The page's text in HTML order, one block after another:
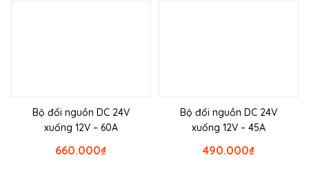
Bộ đổi nguồn DC 24V
xuống 12V – 60A
₫
660.000
Bộ đổi nguồn DC 24V
xuống 12V – 45A
₫
490.000